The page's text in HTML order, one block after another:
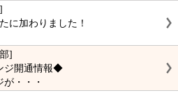
に加わりました！
]
ジ開通情報◆
・・・